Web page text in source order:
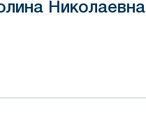
Николаевна